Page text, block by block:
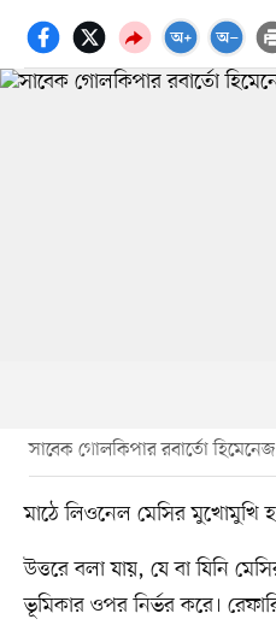
সাবেক গোলকিপার রবার্তো হিমেনেজ
মাঠে লিওনেল মেসির মুখোমুখি
উত্তরে বলা যায়, যে বা যিনি
ভূমিকার ওপর নির্ভর করে।